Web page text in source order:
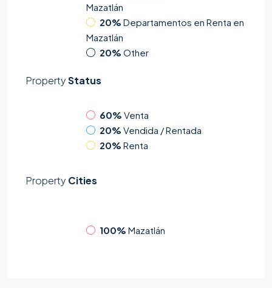
Mazatlán
20% Departamentos en Renta en
Mazatlán
20% Other
PropertyStatus
60% Venta
20% Vendida / Rentada
20% Renta
Property Cities
100% Mazatlán